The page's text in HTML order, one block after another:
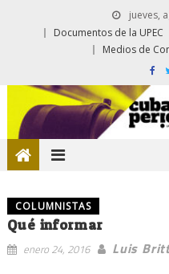
jueves,
Documentos de la UPEC
Medios de
COLUMNISTAS
Qué informar
enero 24, 2016 Luis